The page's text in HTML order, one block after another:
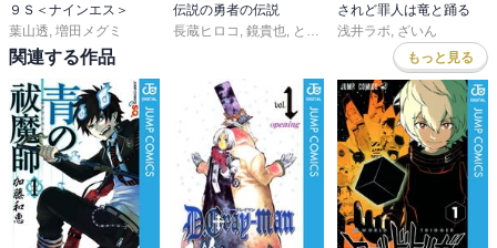
９Ｓ＜ナインエス＞
葉山透 増田メグミ
伝説の勇者の伝説
長蔵ヒロコ 鏡貴也 とよた瑣織
されど罪人は竜と踊る
浅井ラボ ざいん
関連する作品 もっと見る